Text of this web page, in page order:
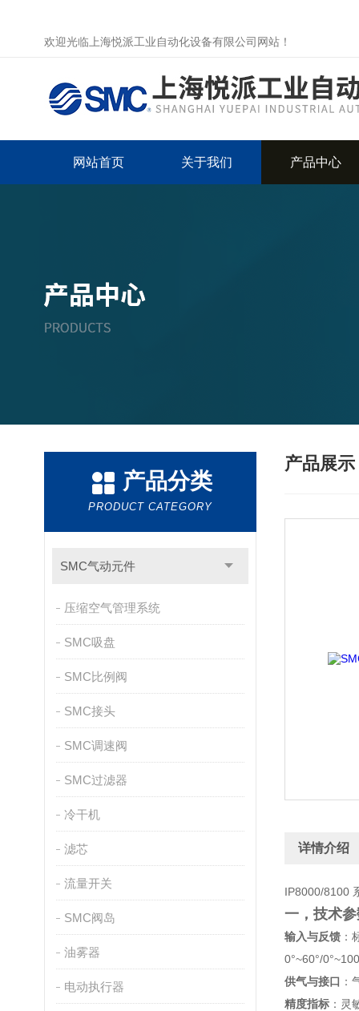
欢迎光临上海悦派工业自动化设备有限公司网站！
网站首页 关于我们 产品中心
产品分类
PRODUCT CATEGORY
SMC气动元件
压缩空气管理系统
SMC吸盘
SMC比例阀
SMC接头
SMC调速阀
SMC过滤器
冷干机
滤芯
流量开关
SMC阀岛
油雾器
电动执行器
产品展示
详情介绍
IP8000/8100
一，技术
输入与反馈 ：
0°~60°/
供气与接口 ：
精度指标 ：灵